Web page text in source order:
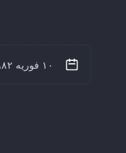
۱۰ فوریه ۱۹۸۲